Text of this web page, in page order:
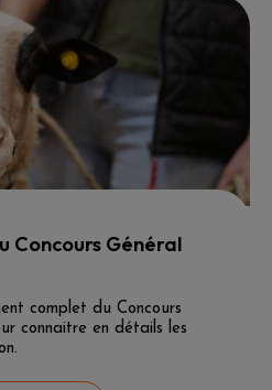
Concours Général
complet du Concours
connaitre en détails les